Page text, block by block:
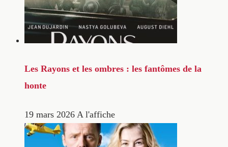
Les Rayons et les ombres : les fantômes de la
honte
19 mars 2026 A l'affiche